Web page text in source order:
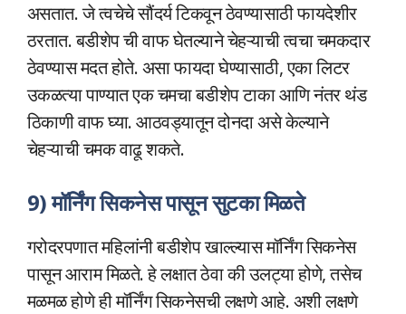
असतात. जे त्वचेचे सौंदर्य टिकवून ठेवण्यासाठी फायदेशीर
ठरतात. बडीशेप ची वाफ घेतल्याने चेहऱ्याची त्वचा चमकदार
ठेवण्यास मदत होते. असा फायदा घेण्यासाठी, एका लिटर
उकळत्या पाण्यात एक चमचा बडीशेप टाका आणि नंतर थंड
ठिकाणी वाफ घ्या. आठवड्यातून दोनदा असे केल्याने
चेहऱ्याची चमक वाढू शकते.
9) मॉर्निंग सिकनेस पासून सुटका मिळते
गरोदरपणात महिलांनी बडीशेप खाल्ल्यास मॉर्निंग सिकनेस
पासून आराम मिळते. हे लक्षात ठेवा की उलट्या होणे, तसेच
मळमळ होणे ही मॉर्निंग सिकनेसची लक्षणे आहे. अशी लक्षणे